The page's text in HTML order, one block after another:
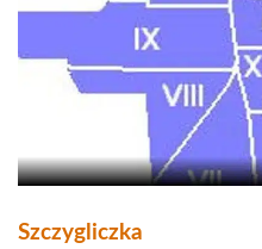
Szczygliczka